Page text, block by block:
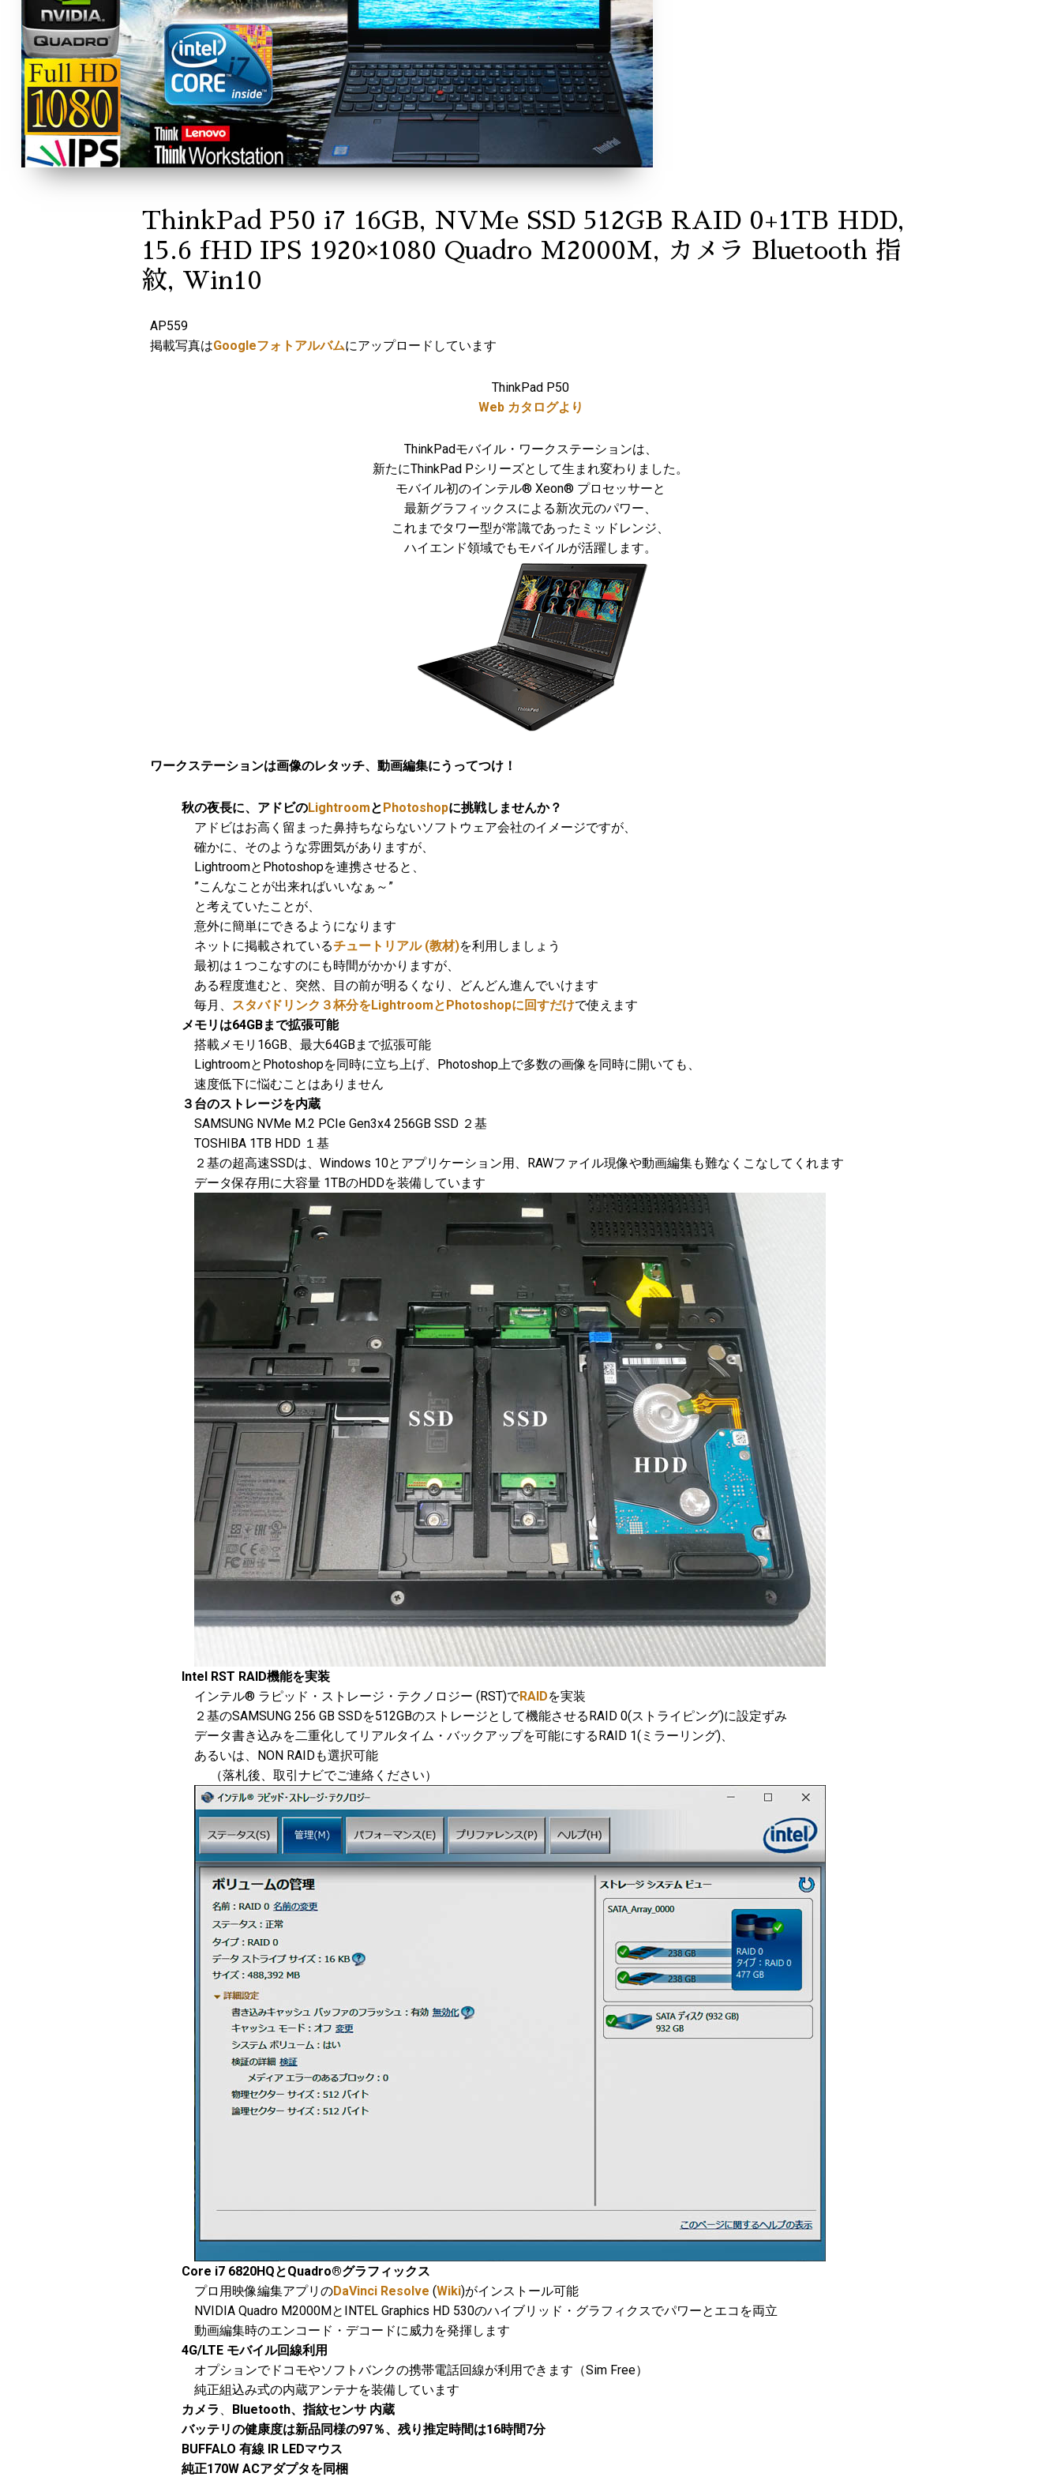
ThinkPad P50 i7 16GB, NVMe SSD 512GB RAID 0+1TB HDD,
15.6 fHD IPS 1920×1080 Quadro M2000M, カメラ Bluetooth 指
紋, Win10
AP559
掲載写真はGoogleフォトアルバムにアップロードしています
ThinkPad P50
Web カタログより
ThinkPadモバイル・ワークステーションは、
新たにThinkPad Pシリーズとして生まれ変わりました。
モバイル初のインテル® Xeon® プロセッサーと
最新グラフィックスによる新次元のパワー、
これまでタワー型が常識であったミッドレンジ、
ハイエンド領域でもモバイルが活躍します。
ワークステーションは画像のレタッチ、動画編集にうってつけ！
秋の夜長に、アドビのLightroomとPhotoshopに挑戦しませんか？
アドビはお高く留まった鼻持ちならないソフトウェア会社のイメージですが、
確かに、そのような雰囲気がありますが、
LightroomとPhotoshopを連携させると、
”こんなことが出来ればいいなぁ～”
と考えていたことが、
意外に簡単にできるようになります
ネットに掲載されているチュートリアル (教材)を利用しましょう
最初は１つこなすのにも時間がかかりますが、
ある程度進むと、突然、目の前が明るくなり、どんどん進んでいけます
毎月、 スタバドリンク３杯分をLightroomとPhotoshopに回すだけで使えます
メモリは64GBまで拡張可能
搭載メモリ16GB、最大64GBまで拡張可能
LightroomとPhotoshopを同時に立ち上げ、Photoshop上で多数の画像を同時に開いても、
速度低下に悩むことはありません
３台のストレージを内蔵
SAMSUNG NVMe M.2 PCIe Gen3x4 256GB SSD ２基
TOSHIBA 1TB HDD １基
２基の超高速SSDは、Windows 10とアプリケーション用、RAWファイル現像や動画編集も難なくこなしてくれます
データ保存用に大容量 1TBのHDDを装備しています
Intel RST RAID機能を実装
インテル® ラピッド・ストレージ・テクノロジー (RST)でRAIDを実装
２基のSAMSUNG 256 GB SSDを512GBのストレージとして機能させるRAID 0(ストライピング)に設定ずみ
データ書き込みを二重化してリアルタイム・バックアップを可能にするRAID 1(ミラーリング)、
あるいは、NON RAIDも選択可能
（落札後、取引ナビでご連絡ください）
Core i7 6820HQとQuadro®グラフィックス
プロ用映像編集アプリのDaVinci Resolve (Wiki)がインストール可能
NVIDIA Quadro M2000MとINTEL Graphics HD 530のハイブリッド・グラフィクスでパワーとエコを両立
動画編集時のエンコード・デコードに威力を発揮します
4G/LTE モバイル回線利用
オプションでドコモやソフトバンクの携帯電話回線が利用できます（Sim Free）
純正組込み式の内蔵アンテナを装備しています
カメラ 、 Bluetooth、指紋センサ 内蔵
バッテリの健康度は新品同様の97％、残り推定時間は16時間7分
BUFFALO 有線 IR LEDマウス
純正170W ACアダプタを同梱